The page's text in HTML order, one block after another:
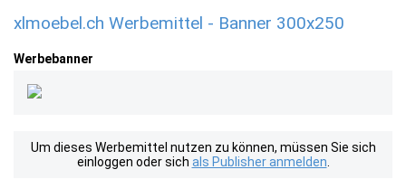
xlmoebel.ch Werbemittel - Banner 300x250
Werbebanner
Um dieses Werbemittel nutzen zu können, müssen Sie sich
einloggen oder sich als Publisher anmelden